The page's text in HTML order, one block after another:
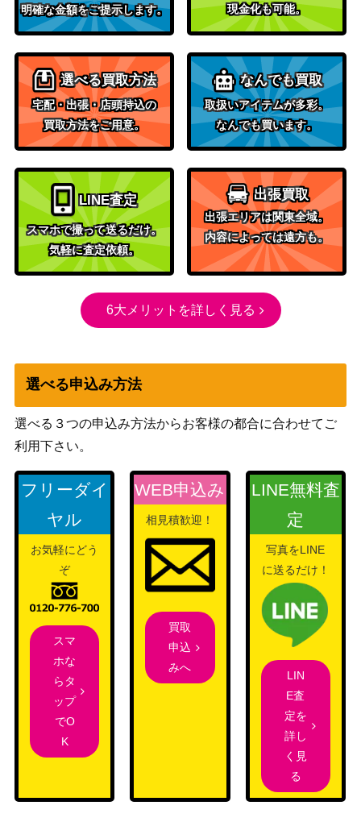
明確な金額をご提示します。
現金化も可能。
選べる買取方法
宅配・出張・店頭持込の
買取方法をご用意。
なんでも買取
取扱いアイテムが多彩。
なんでも買います。
LINE査定
スマホで撮って送るだけ。
気軽に査定依頼。
出張買取
出張エリアは関東全域。
内容によっては遠方も。
6大メリットを詳しく見る
選べる申込み方法
選べる３つの申込み方法からお客様の都合に合わせてご
利用下さい。
フリーダイ
ヤル
お気軽にどう
ぞ
スマ
ホな
らタ
ップ
でO
K
WEB申込み
相見積歓迎！
買取
申込
みへ
LINE無料査
定
写真をLINE
に送るだけ！
LIN
E査
定を
詳し
く見
る